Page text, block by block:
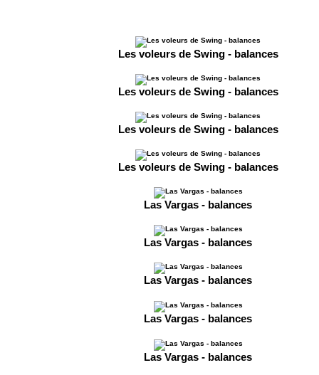
Les voleurs de Swing - balances
Les voleurs de Swing - balances
Les voleurs de Swing - balances
Les voleurs de Swing - balances
Las Vargas - balances
Las Vargas - balances
Las Vargas - balances
Las Vargas - balances
Las Vargas - balances